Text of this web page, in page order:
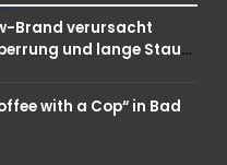
Brand verursacht
und lange Staus
with a Cop“ in Bad